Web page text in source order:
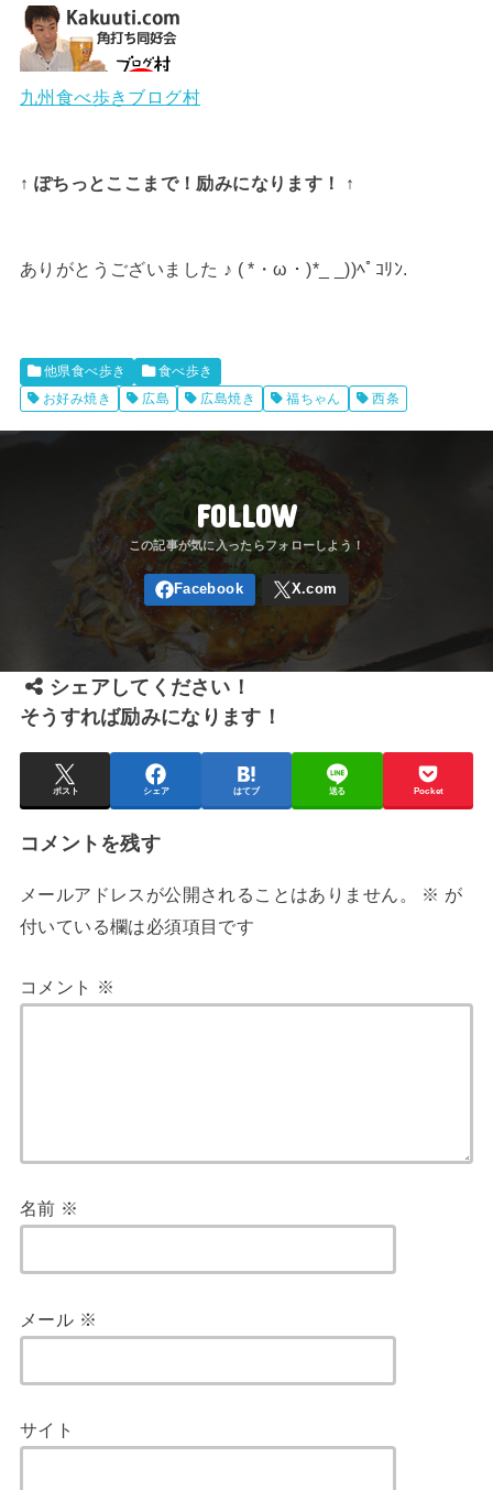
九州食べ歩きブログ村
↑ ぽちっとここまで！励みになります！ ↑
ありがとうございました ♪ ( *・ω・)*_ _))ﾍﾟｺﾘﾝ.
他県食べ歩き
食べ歩き
お好み焼き
広島 広島焼き 福ちゃん 西条
FOLLOW
シェアしてください！
そうすれば励みになります！
ポスト シェア はてブ 送る Pocket
コメントを残す
メールアドレスが公開されることはありません。 ※ が
付いている欄は必須項目です
コメント ※
名前 ※
メール ※
サイト